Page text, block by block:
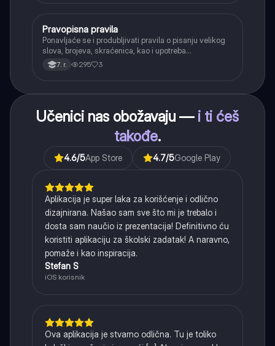
Srpski jezik
Pravopisna pravila
Ponavljaće se i produbljivati pravila o pisanju velikog
slova, brojeva, skraćenica, kao i upotreba
interpunkcije, sa posebnim fokusom na zarez u
složenoj rečenici.
7. r. 295 3
Učenici nas obožavaju — i ti ćeš
takođe.
4.6/5App Store 4.7/5Google Play
Aplikacija je super laka za korišćenje i odlično
dizajnirana. Našao sam sve što mi je trebalo i
dosta sam naučio iz prezentacija! Definitivno ću
koristiti aplikaciju za školski zadatak! A naravno,
pomaže i kao inspiracija.
Stefan S
iOS korisnik
Ova aplikacija je stvarno odlična. Tu je toliko